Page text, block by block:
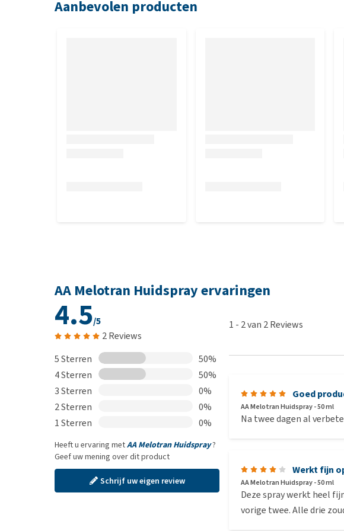
Aanbevolen producten
AA Melotran Huidspray ervaringen
4.5/5
2 Reviews
5 Sterren
50%
4 Sterren
50%
3 Sterren
0%
2 Sterren
0%
1 Sterren
0%
Heeft u ervaring metAA Melotran Huidspray?
Geef uw mening over dit product
Schrijf uw eigen review
1 - 2van 2Reviews
Goed
AA Melotran Huidspray - 50 ml
Na twee dagen al
Werkt fijn
AA Melotran Huidspray - 50 ml
Deze spray werkt heel
vorige twee. Alle drie